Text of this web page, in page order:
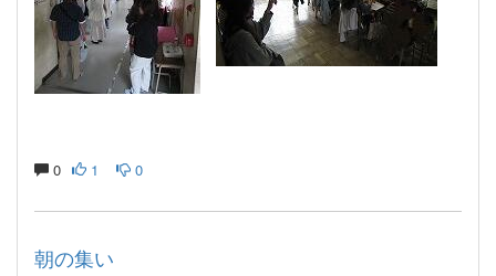
0 1 0
朝の集い